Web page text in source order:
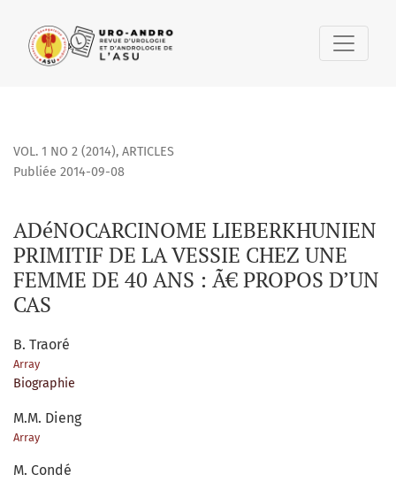
VOL. 1 NO 2 (2014), ARTICLES
ADéNOCARCINOME LIEBERKHUNIEN
PRIMITIF DE LA VESSIE CHEZ UNE
FEMME DE 40 ANS : Ã€ PROPOS D’UN
CAS
Publiée 2014-09-08
B. Traoré
Array
Biographie
M.M. Dieng
Array
M. Condé